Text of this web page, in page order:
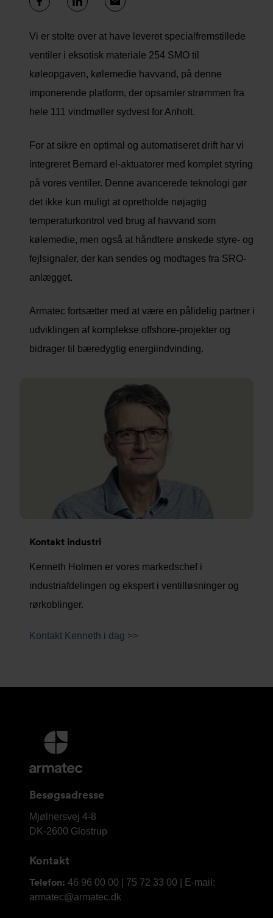
Vi er stolte over at have leveret specialfremstillede
ventiler i eksotisk materiale 254 SMO til
køleopgaven, kølemedie havvand, på denne
imponerende platform, der opsamler strømmen fra
hele 111 vindmøller sydvest for Anholt.
For at sikre en optimal og automatiseret drift har vi
integreret Bernard el-aktuatorer med komplet styring
på vores ventiler. Denne avancerede teknologi gør
det ikke kun muligt at opretholde nøjagtig
temperaturkontrol ved brug af havvand som
kølemedie, men også at håndtere ønskede styre- og
fejlsignaler, der kan sendes og modtages fra SRO-
anlægget.
Armatec fortsætter med at være en pålidelig partner i
udviklingen af komplekse offshore-projekter og
bidrager til bæredygtig energiindvinding.
Kontakt industri
Kenneth Holmen er vores markedschef i
industriafdelingen og ekspert i ventilløsninger og
rørkoblinger.
Kontakt Kenneth i dag >>
Yderligere
information
og
Besøgsadresse
Armatec
A/S
Mjølnersvej 4-8
DK-2600 Glostrup
Kontakt
Telefon: 46 96 00 00 | 75 72 33 00 | E-mail:
armatec@armatec.dk